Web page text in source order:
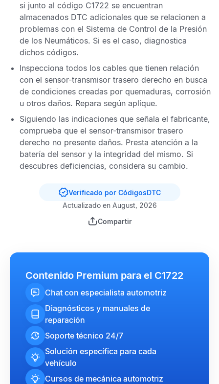
si junto al código C1722 se encuentran
almacenados DTC adicionales que se relacionen a
problemas con el Sistema de Control de la Presión
de los Neumáticos. Si es el caso, diagnostica
dichos códigos.
Inspecciona todos los cables que tienen relación
con el sensor-transmisor trasero derecho en busca
de condiciones creadas por quemaduras, corrosión
u otros daños. Repara según aplique.
Siguiendo las indicaciones que señala el fabricante,
comprueba que el sensor-transmisor trasero
derecho no presente daños. Presta atención a la
batería del sensor y la integridad del mismo. Si
descubres deficiencias, considera su cambio.
Verificado por CódigosDTC
Actualizado en August, 2026
Compartir
Contenido Premium para el C1722
Chat con especialista automotriz
Diagnósticos y manuales de
reparación
Soporte técnico 24/7
Solución específica para cada
vehículo
Cursos de mecánica automotriz